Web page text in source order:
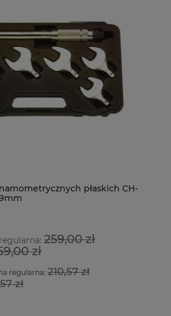
płaskich CH-
259,00 zł
zł
regularna:210,57 zł
zł